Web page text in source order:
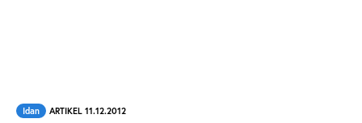
Idan ARTIKEL 11.12.2012